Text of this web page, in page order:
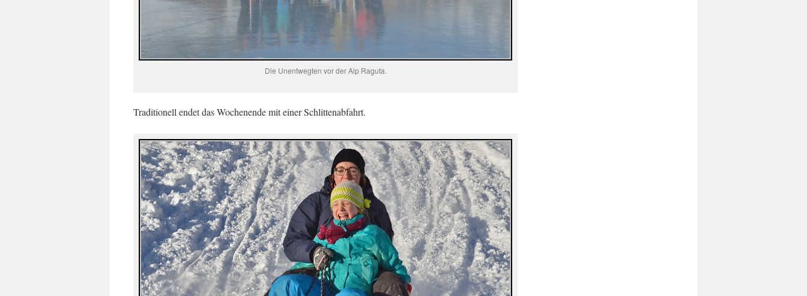
Die Unentwegten vor der Alp Raguta.
Traditionell endet das Wochenende mit einer Schlittenabfahrt.